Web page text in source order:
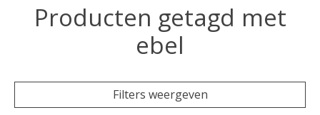
Producten getagd met
ebel
Filters weergeven